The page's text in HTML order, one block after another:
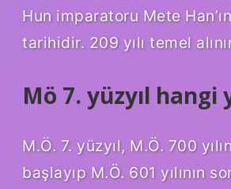
Hun imparatoru Mete
tarihidir. 209 yılı temel
Mö 7. yüzyıl hangi
M.Ö. 7. yüzyıl, M.Ö. 700
başlayıp M.Ö. 601 yılının